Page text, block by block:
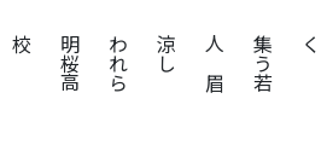
く
集
う
若
人
眉
涼
し
わ
れ
ら
明
桜
高
校